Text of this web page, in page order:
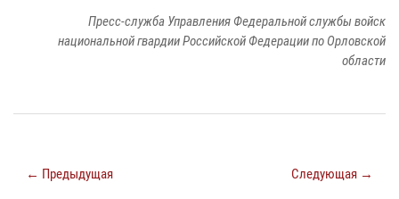
Пресс-служба Управления Федеральной службы войск
национальной гвардии Российской Федерации по Орловской
области
← Предыдущая Следующая →